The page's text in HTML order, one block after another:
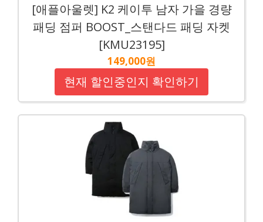
[애플아울렛] K2 케이투 남자 가을 경량
패딩 점퍼 BOOST_스탠다드 패딩 자켓
[KMU23195]
149,000원
현재 할인중인지 확인하기